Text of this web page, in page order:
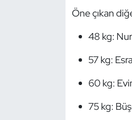
Öne çıkan
48 kg:
57 kg:
60 kg:
75 kg:
Judo ve Kuraş
Kano ve Rafting